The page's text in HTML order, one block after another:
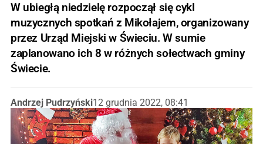
W ubiegłą niedzielę rozpoczął się cykl
muzycznych spotkań z Mikołajem, organizowany
przez Urząd Miejski w Świeciu. W sumie
zaplanowano ich 8 w różnych sołectwach gminy
Świecie.
Andrzej Pudrzyński12 grudnia 2022, 08:41